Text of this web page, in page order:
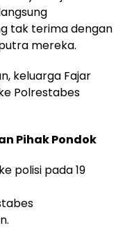
tak terima dengan
mereka.
keluarga Fajar
Polrestabes
Pihak Pondok
polisi pada 19